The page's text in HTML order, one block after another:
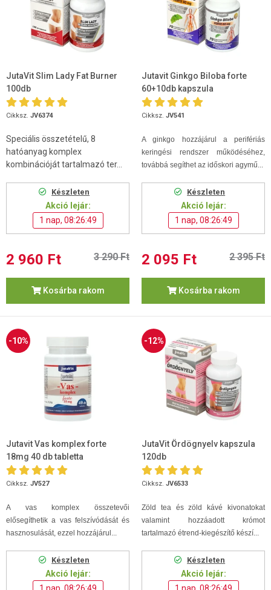
JutaVit Slim Lady Fat Burner
100db
Cikksz. JV6374
Speciális összetételű, 8
hatóanyag komplex
kombinációját tartalmazó ter...
Készleten
Akció lejár:
1 nap, 08:26:48
2 960 Ft 3 290 Ft
Kosárba rakom
Jutavit Ginkgo Biloba forte
60+10db kapszula
Cikksz. JV541
A ginkgo hozzájárul a perifériás
keringési rendszer működéséhez,
továbbá segíthet az időskori agymű...
Készleten
Akció lejár:
1 nap, 08:26:48
2 095 Ft 2 395 Ft
Kosárba rakom
-10%
Jutavit Vas komplex forte
18mg 40 db tabletta
Cikksz. JV527
A vas komplex összetevői
elősegíthetik a vas felszívódását és
hasznosulását, ezzel hozzájárul...
Készleten
Akció lejár:
-12%
JutaVit Ördögnyelv kapszula
120db
Cikksz. JV6533
Zöld tea és zöld kávé kivonatokat
valamint hozzáadott krómot
tartalmazó étrend-kiegészítő készí...
Készleten
Akció lejár: